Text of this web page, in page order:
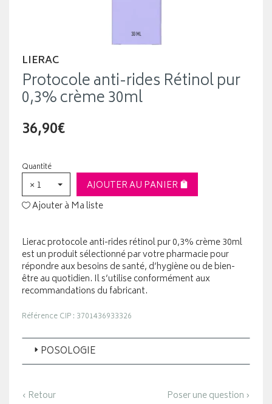
LIERAC
Protocole anti-rides Rétinol pur
0,3% crème 30ml
36,90€
Quantité
× 1
AJOUTER AU PANIER
Ajouter à Ma liste
Lierac protocole anti-rides rétinol pur 0,3% crème 30ml
est un produit sélectionné par votre pharmacie pour
répondre aux besoins de santé, d’hygiène ou de bien-
être au quotidien. Il s’utilise conformément aux
recommandations du fabricant.
Référence CIP : 3701436933326
POSOLOGIE
‹ Retour Poser une question ›